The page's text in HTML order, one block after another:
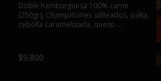
Doble hamburguesa 100% carne
(250gr), Champiñones salteados, palta,
cebolla caramelizada, queso
fritas.
$9.800